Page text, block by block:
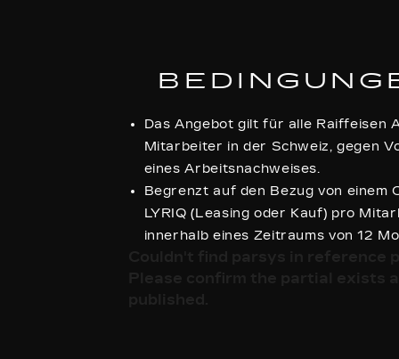
Das Angebot gilt für alle Raiffeisen
Mitarbeiter in der Schweiz, gegen
eines Arbeitsnachweises.
Begrenzt auf den Bezug von einem
LYRIQ (Leasing oder Kauf) pro
innerhalb eines Zeitraums von 12